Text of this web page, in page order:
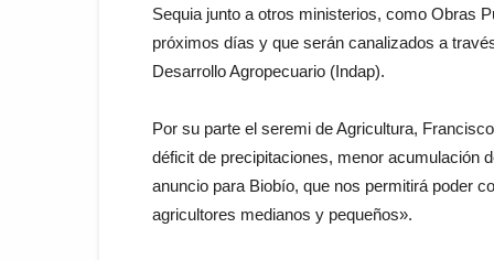
Sequia junto a otros ministerios, como Obras
próximos días y que serán canalizados a
Desarrollo Agropecuario (Indap).
Por su parte el seremi de Agricultura,
déficit de precipitaciones, menor acumulación
anuncio para Biobío, que nos permitirá poder
agricultores medianos y pequeños».